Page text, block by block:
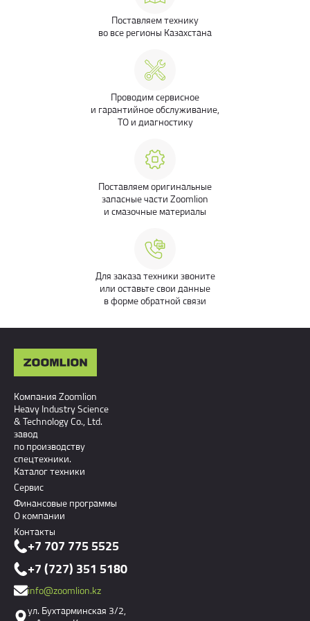
Поставляем технику
во все регионы Казахстана
Проводим сервисное
и гарантийное обслуживание,
ТО и диагностику
Поставляем оригинальные
запасные части Zoomlion
и смазочные материалы
Для заказа техники звоните
или оставьте свои данные
в форме обратной связи
Компания Zoomlion
Heavy Industry Science
& Technology Co., Ltd.
завод
по производству
спецтехники.
Каталог техники
Сервис
Финансовые программы
О компании
Контакты
+7 707 775 5525
+7 (727) 351 5180
info@zoomlion.kz
ул. Бухтарминская 3/2,